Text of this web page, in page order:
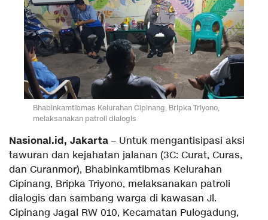
Bhabinkamtibmas Kelurahan Cipinang, Bripka Triyono,
melaksanakan patroli dialogis
Nasional.id, Jakarta – Untuk mengantisipasi aksi
tawuran dan kejahatan jalanan (3C: Curat, Curas,
dan Curanmor), Bhabinkamtibmas Kelurahan
Cipinang, Bripka Triyono, melaksanakan patroli
dialogis dan sambang warga di kawasan Jl.
Cipinang Jagal RW 010, Kecamatan Pulogadung,